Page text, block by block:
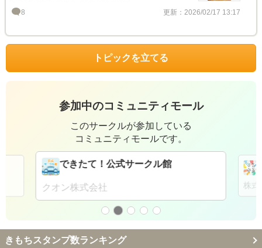
8 更新：2026/02/17 13:17
トピックを立てる
参加中のコミュニティモール
このサークルが参加している
コミュニティモールです。
できたて！公式サークル館
クオン株式会社 株式
きもちスタンプ数ランキング